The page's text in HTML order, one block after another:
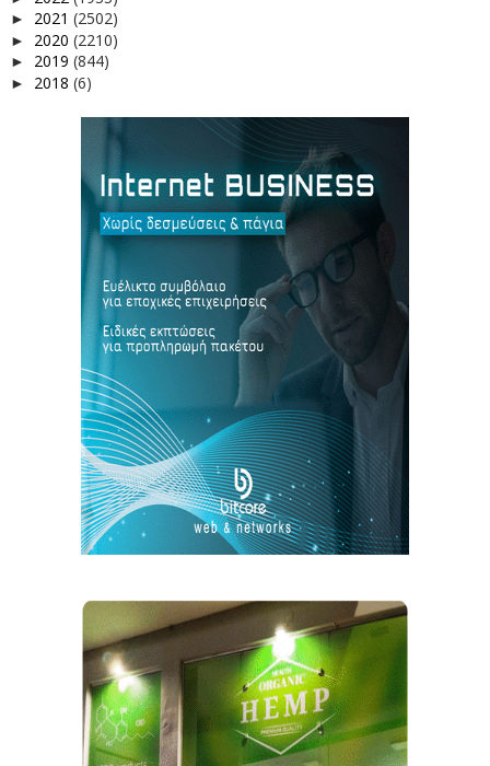
► 2021 (2502)
► 2020 (2210)
► 2019 (844)
► 2018 (6)